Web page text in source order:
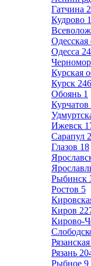
Гатчина
Кудрово
Одесская
Одесса
Курская
Курск 246
Обоянь 1
Курчатов
Ижевск
Сарапул
Глазов 18
Рыбинск
Ростов 5
Киров
Кирово-
Рязань
Рыбное 9